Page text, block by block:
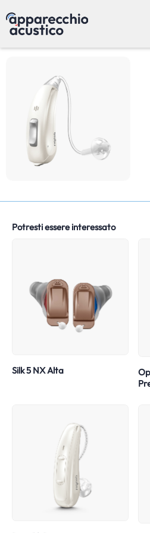
Potresti essere interessato
Silk 5 NX Alta